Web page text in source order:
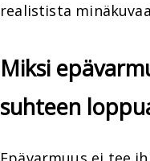
realistista
Miksi
suhteen